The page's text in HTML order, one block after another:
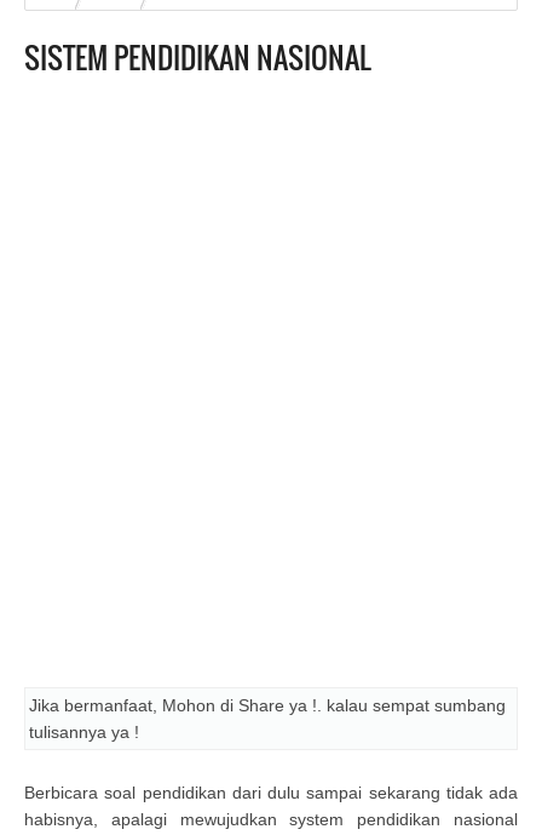
SISTEM PENDIDIKAN NASIONAL
Jika bermanfaat, Mohon di Share ya !. kalau sempat sumbang
tulisannya ya !
Berbicara soal pendidikan dari dulu sampai sekarang tidak ada
habisnya, apalagi mewujudkan system pendidikan nasional